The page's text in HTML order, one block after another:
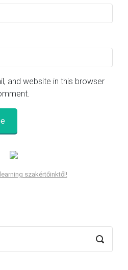
and website in this browser
szakértőinktől!